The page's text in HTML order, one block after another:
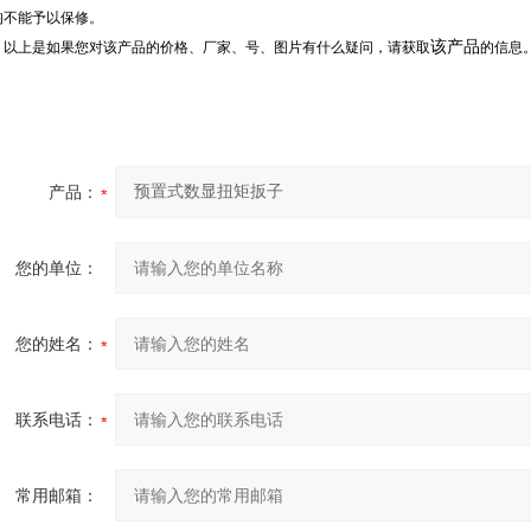
能予以保修。
以上是如果您对该产品的价格、厂家、号、图片有什么疑问，请获取该产品的信息
产品：
您的单位：
您的姓名：
联系电话：
常用邮箱：